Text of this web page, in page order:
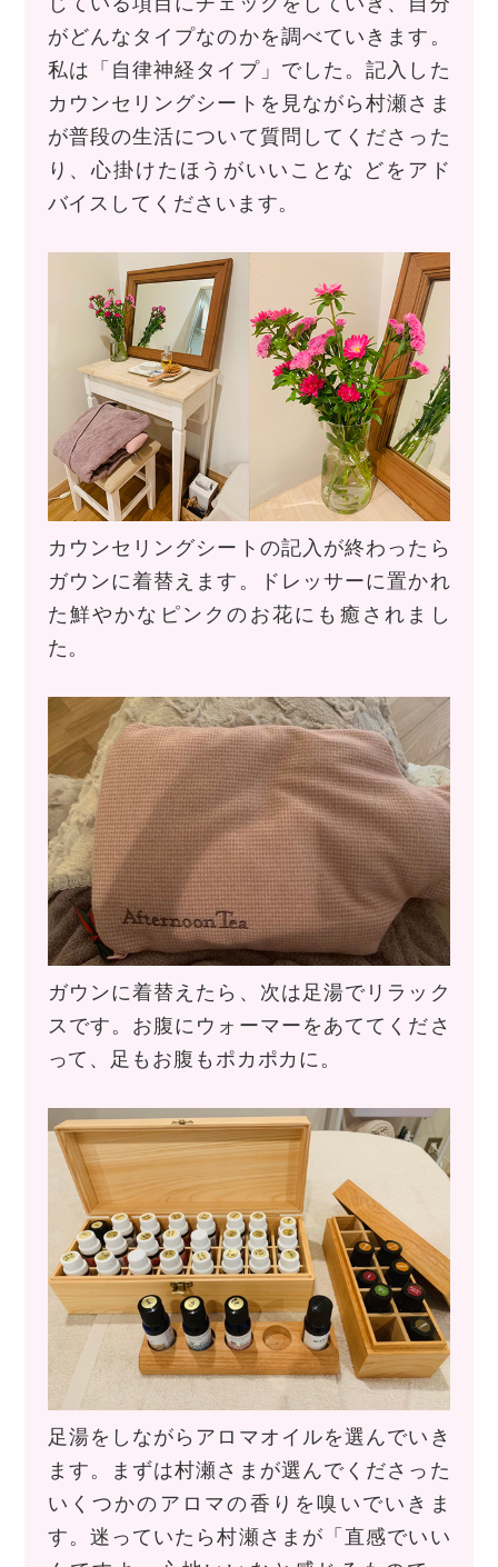
がどんなタイプなのかを調べていきます。
私は「自律神経タイプ」でした。記入した
カウンセリングシートを見ながら村瀬さま
が普段の生活について質問してくださった
り、心掛けたほうがいいことな どをアド
バイスしてくださいます。
カウンセリングシートの記入が終わったら
ガウンに着替えます。ドレッサーに置かれ
た鮮やかなピンクのお花にも癒されまし
た。
ガウンに着替えたら、次は足湯でリラック
スです。お腹にウォーマーをあててくださ
って、足もお腹もポカポカに。
足湯をしながらアロマオイルを選んでいき
ます。まずは村瀬さまが選んでくださった
いくつかのアロマの香りを嗅いでいきま
す。迷っていたら村瀬さまが「直感でいい